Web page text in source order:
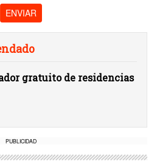
ENVIAR
gratuito de residencias
PUBLICIDAD